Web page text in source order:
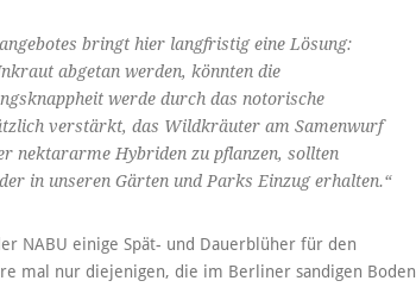
bringt hier langfristig eine Lösung:
abgetan werden, könnten die
werde durch das notorische
verstärkt, das Wildkräuter am Samenwurf
nektararme Hybriden zu pflanzen, sollten
in unseren Gärten und Parks Einzug erhalten.“
NABU einige Spät- und Dauerblüher für den
mal nur diejenigen, die im Berliner sandigen Boden